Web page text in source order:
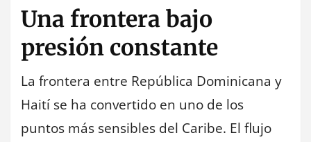
Una frontera bajo
presión constante
La frontera entre República Dominicana y
Haití se ha convertido en uno de los
puntos más sensibles del Caribe. El flujo